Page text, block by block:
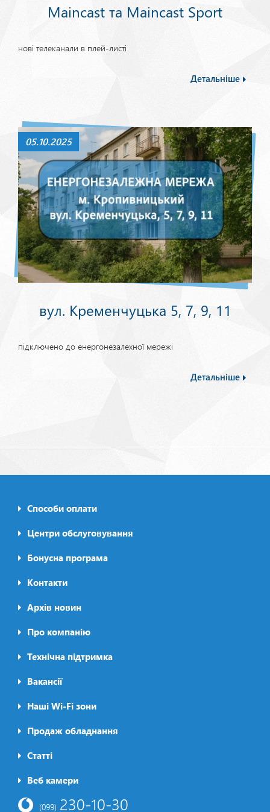
Maincast та Maincast Sport
нові телеканали в плей-листі
Детальніше
05.10.2025
вул. Кременчуцька 5, 7, 9, 11
підключено до енергонезалехної мережі
Детальніше
Footer0
menu
Способи оплати
Центри обслуговування
Бонусна програма
Контакти
Архів новин
Футер2
Про компанію
Технічна підтримка
Вакансії
Наші Wi-Fi зони
Продаж обладнання
Футер3
Статті
Веб камери
(099) 230-10-30